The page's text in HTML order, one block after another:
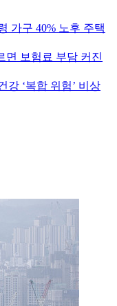
가구 40% 노후 주택
면 보험료 부담 커진
강 ‘복합 위험’ 비상